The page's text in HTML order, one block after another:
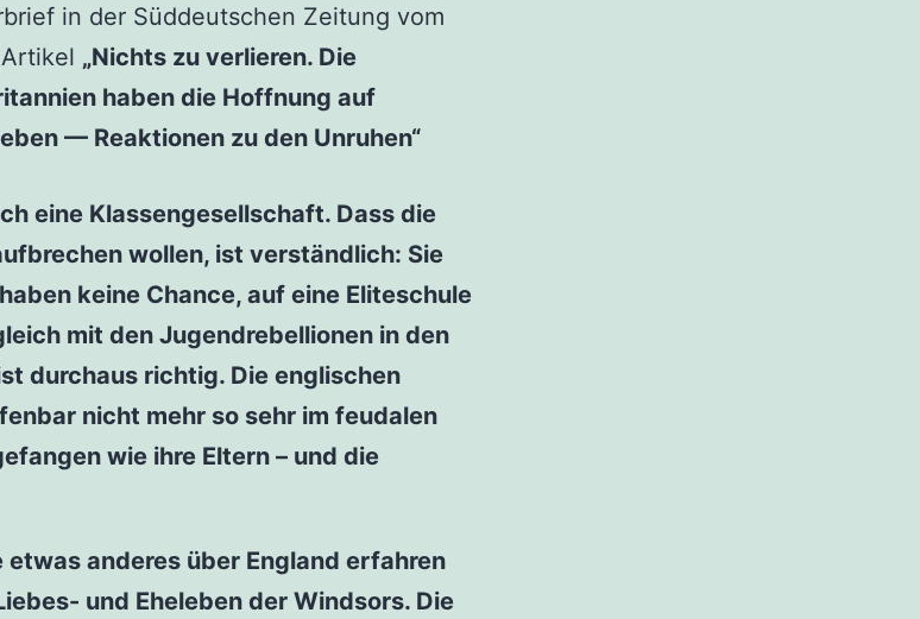
in der Süddeutschen Zeitung vom
„Nichts zu verlieren. Die
haben die Hoffnung auf
— Reaktionen zu den Unruhen“
eine Klassengesellschaft. Dass die
wollen, ist verständlich: Sie
keine Chance, auf eine Eliteschule
mit den Jugendrebellionen in den
durchaus richtig. Die englischen
nicht mehr so sehr im feudalen
wie ihre Eltern – und die
etwas anderes über England erfahren
und Eheleben der Windsors. Die